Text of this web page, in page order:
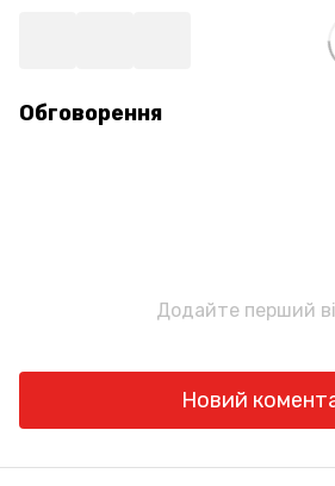
Обговорення
Додайте перший
Новий